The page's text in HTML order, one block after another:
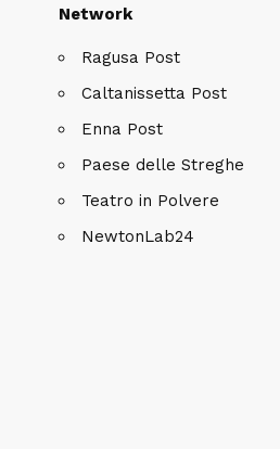
Network
Ragusa Post
Caltanissetta Post
Enna Post
Paese delle Streghe
Teatro in Polvere
NewtonLab24